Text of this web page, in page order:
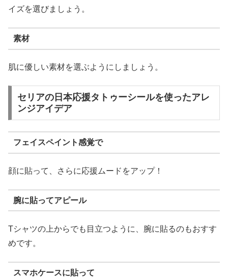
イズを選びましょう。
素材
肌に優しい素材を選ぶようにしましょう。
セリアの日本応援タトゥーシールを使ったアレ
ンジアイデア
フェイスペイント感覚で
顔に貼って、さらに応援ムードをアップ！
腕に貼ってアピール
Tシャツの上からでも目立つように、腕に貼るのもおすす
めです。
スマホケースに貼って